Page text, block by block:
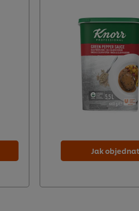
Jak objednat